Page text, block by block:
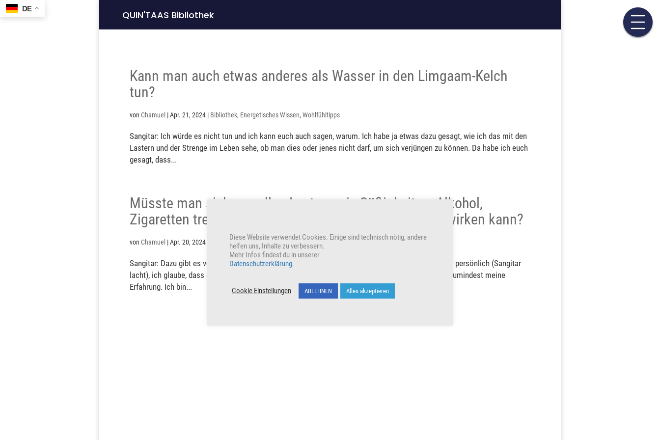
QUIN'TAAS Bibliothek
Kann man auch etwas anderes als Wasser in den Limgaam-Kelch
tun?
von Chamuel |Apr. 21, 2024| Bibliothek, Energetisches Wissen, Wohlfühltipps
Sangitar: Ich würde es nicht tun und ich kann euch auch sagen, warum. Ich habe ja etwas dazu gesagt, wie ich das mit den
Lastern und der Strenge im Leben sehe, ob man dies oder jenes nicht darf, um sich verjüngen zu können. Da habe ich euch
gesagt, dass...
Müsste man sich von allen Lastern wie Süßigkeiten, Alkohol,
Zigaretten trennen, damit die Verjüngungsenergie voll wirken kann?
von Chamuel |Apr. 20, 2024| Bibliothek,Wohlfühltipps
Sangitar: Dazu gibt es von der Geistigen Welt keine wirklich aussagekräftigen Botschaften, aber ich persönlich (Sangitar
lacht), ich glaube, dass es eher nicht richtig ist, wenn man alles aufgibt, was einem guttut. Das ist zumindest meine
Erfahrung. Ich bin...
Diese Website verwendet Cookies. Einige sind technisch nötig, andere
helfen uns, Inhalte zu verbessern.
Mehr Infos findest du in unserer
Datenschutzerklärung.
Cookie Einstellungen ABLEHNEN Alles akzeptieren
DE